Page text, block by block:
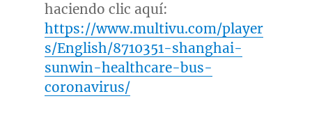
haciendo clic aquí:
https://www.multivu.com/player
s/English/8710351-shanghai-
sunwin-healthcare-bus-
coronavirus/